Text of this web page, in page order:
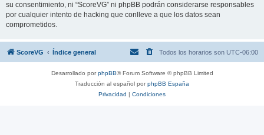
su consentimiento, ni “ScoreVG” ni phpBB podrán considerarse responsables
por cualquier intento de hacking que conlleve a que los datos sean
comprometidos.
ScoreVG Índice general Todos los horarios son UTC-06:00
Desarrollado porphpBB® Forum Software © phpBB Limited
Traducción al español porphpBB España
Privacidad | Condiciones